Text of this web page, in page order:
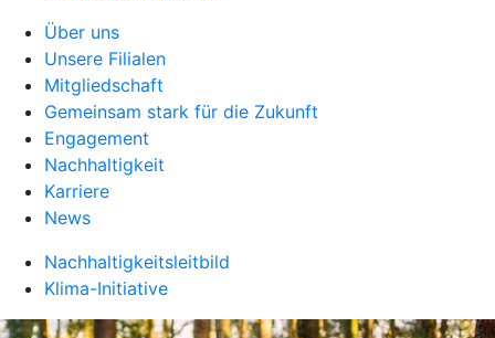
Über uns
Unsere Filialen
Mitgliedschaft
Gemeinsam stark für die Zukunft
Engagement
Nachhaltigkeit
Karriere
News
Nachhaltigkeitsleitbild
Klima-Initiative